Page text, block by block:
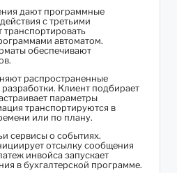
дают программные
с третьими
автоматом.
обеспечивают
распространенные
Клиент подбирает
параметры
транспортируются в
или по плану.
сервисы о событиях.
отсылку сообщения
инвойса запускает
в бухгалтерской программе.